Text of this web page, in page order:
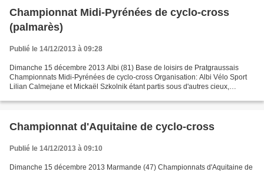
Championnat Midi-Pyrénées de cyclo-cross
(palmarès)
Publié le 14/12/2013 à 09:28
Dimanche 15 décembre 2013 Albi (81) Base de loisirs de Pratgraussais
Championnats Midi-Pyrénées de cyclo-cross Organisation: Albi Vélo Sport
Lilian Calmejane et Mickaël Szkolnik étant partis sous d'autres cieux,
Championnat d'Aquitaine de cyclo-cross
Publié le 14/12/2013 à 09:10
Dimanche 15 décembre 2013 Marmande (47) Championnats d'Aquitaine de